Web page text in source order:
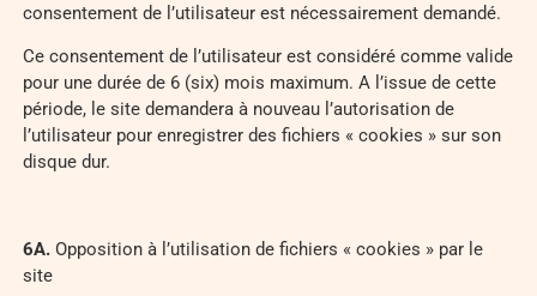
consentement de l’utilisateur est nécessairement demandé.
Ce consentement de l’utilisateur est considéré comme valide
pour une durée de 6 (six) mois maximum. A l’issue de cette
période, le site demandera à nouveau l’autorisation de
l’utilisateur pour enregistrer des fichiers « cookies » sur son
disque dur.
6A.Opposition à l’utilisation de fichiers « cookies » par le
site